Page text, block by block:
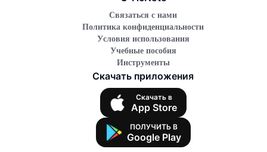
Связаться с нами
Политика конфиденциальности
Условия использования
Учебные пособия
Инструменты
Скачать приложения
Скачать в
App Store
ПОЛУЧИТЬ В
Google Play